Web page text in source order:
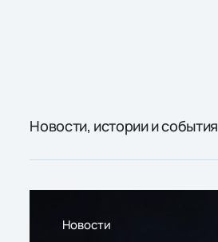
Новости, истории и события
Новости